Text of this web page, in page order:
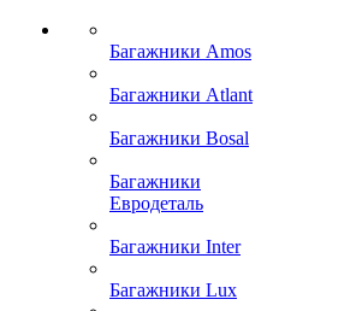
Багажники Amos
Багажники Atlant
Багажники Bosal
Багажники
Евродеталь
Багажники Inter
Багажники Lux